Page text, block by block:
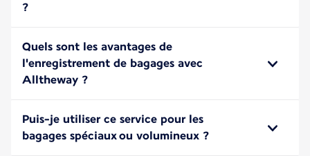
?
Quels sont les avantages de
l'enregistrement de bagages avec
Alltheway ?
Puis-je utiliser ce service pour les
bagages spéciaux ou volumineux ?